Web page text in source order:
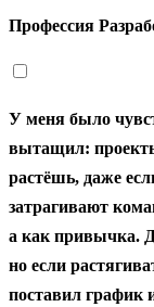
Профессия
У меня было
вытащил:
растёшь, даже
затрагивают
а как привычка.
но если
поставил график